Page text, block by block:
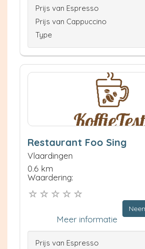
Prijs van Espresso
Prijs van Cappuccino
Type
Restaurant Foo Sing
Vlaardingen
0.6 km
Waardering:
Meer informatie
Prijs van Espresso